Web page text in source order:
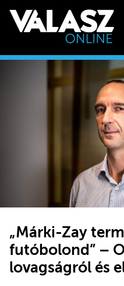
„Márki-Zay
futóbolond” –
lovagságról és